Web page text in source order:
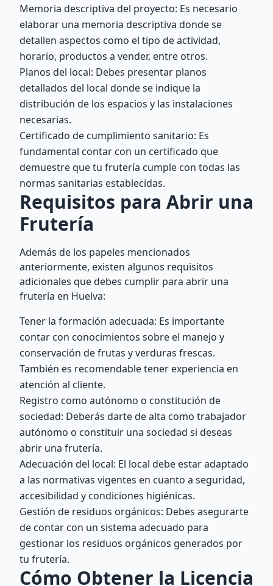
Memoria descriptiva del proyecto: Es necesario
elaborar una memoria descriptiva donde se
detallen aspectos como el tipo de actividad,
horario, productos a vender, entre otros.
Planos del local: Debes presentar planos
detallados del local donde se indique la
distribución de los espacios y las instalaciones
necesarias.
Certificado de cumplimiento sanitario: Es
fundamental contar con un certificado que
demuestre que tu frutería cumple con todas las
normas sanitarias establecidas.
Requisitos para Abrir una
Frutería
Además de los papeles mencionados
anteriormente, existen algunos requisitos
adicionales que debes cumplir para abrir una
frutería en Huelva:
Tener la formación adecuada: Es importante
contar con conocimientos sobre el manejo y
conservación de frutas y verduras frescas.
También es recomendable tener experiencia en
atención al cliente.
Registro como autónomo o constitución de
sociedad: Deberás darte de alta como trabajador
autónomo o constituir una sociedad si deseas
abrir una frutería.
Adecuación del local: El local debe estar adaptado
a las normativas vigentes en cuanto a seguridad,
accesibilidad y condiciones higiénicas.
Gestión de residuos orgánicos: Debes asegurarte
de contar con un sistema adecuado para
gestionar los residuos orgánicos generados por
tu frutería.
Cómo Obtener la Licencia